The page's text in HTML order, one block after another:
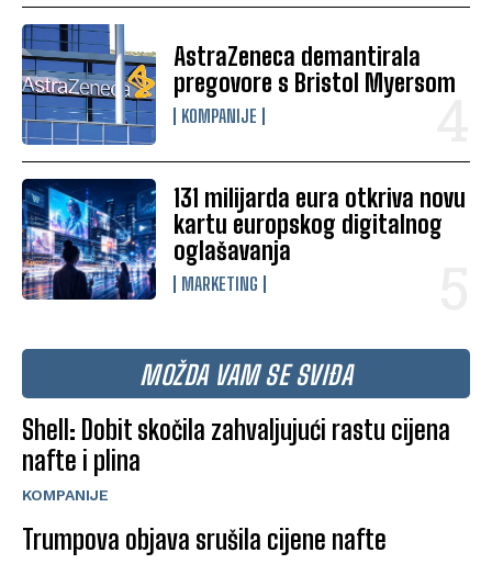
AstraZeneca demantirala
pregovore s Bristol Myersom
KOMPANIJE
131 milijarda eura otkriva novu
kartu europskog digitalnog
oglašavanja
MARKETING
MOŽDA VAM SE SVIĐA
Shell: Dobit skočila zahvaljujući rastu cijena
nafte i plina
KOMPANIJE
Trumpova objava srušila cijene nafte